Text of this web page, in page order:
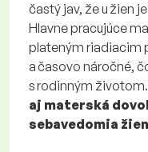
častý jav, že u žien
Hlavne pracujúce
plateným riadiacim
a časovo náročné,
s rodinným životom.
aj materská
sebavedomia